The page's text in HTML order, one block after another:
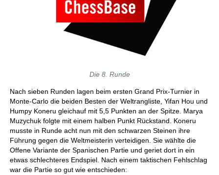
Die 8. Runde
Nach sieben Runden lagen beim ersten Grand Prix-Turnier in
Monte-Carlo die beiden Besten der Weltrangliste, Yifan Hou und
Humpy Koneru gleichauf mit 5,5 Punkten an der Spitze. Marya
Muzychuk folgte mit einem halben Punkt Rückstand. Koneru
musste in Runde acht nun mit den schwarzen Steinen ihre
Führung gegen die Weltmeisterin verteidigen. Sie wählte die
Offene Variante der Spanischen Partie und geriet dort in ein
etwas schlechteres Endspiel. Nach einem taktischen Fehlschlag
war die Partie so gut wie entschieden: